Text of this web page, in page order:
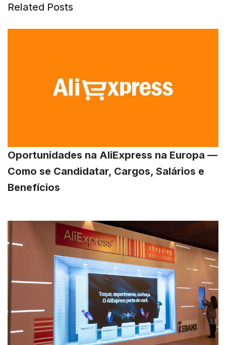
Related Posts
Oportunidades na AliExpress na Europa —
Como se Candidatar, Cargos, Salários e
Benefícios